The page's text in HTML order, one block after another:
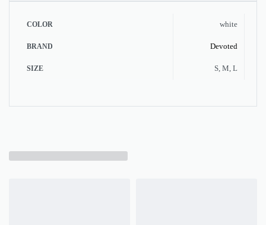
COLOR white
BRAND Devoted
SIZE S, M, L